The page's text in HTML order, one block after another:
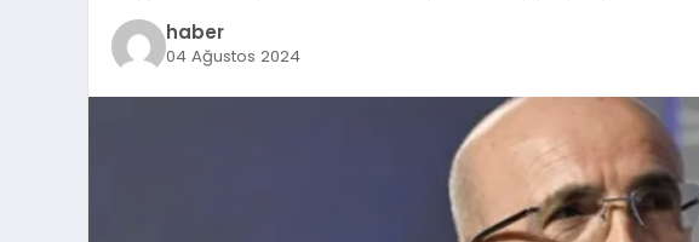
haber
04 Ağustos 2024